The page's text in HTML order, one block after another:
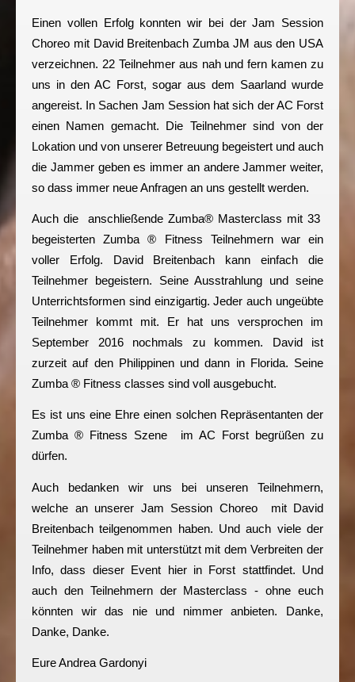
Einen vollen Erfolg konnten wir bei der Jam Session
Choreo mit David Breitenbach Zumba JM aus den USA
verzeichnen. 22 Teilnehmer aus nah und fern kamen zu
uns in den AC Forst, sogar aus dem Saarland wurde
angereist. In Sachen Jam Session hat sich der AC Forst
einen Namen gemacht. Die Teilnehmer sind von der
Lokation und von unserer Betreuung begeistert und auch
die Jammer geben es immer an andere Jammer weiter,
so dass immer neue Anfragen an uns gestellt werden.
Auch die anschließende Zumba® Masterclass mit 33
begeisterten Zumba ® Fitness Teilnehmern war ein
voller Erfolg. David Breitenbach kann einfach die
Teilnehmer begeistern. Seine Ausstrahlung und seine
Unterrichtsformen sind einzigartig. Jeder auch ungeübte
Teilnehmer kommt mit. Er hat uns versprochen im
September 2016 nochmals zu kommen. David ist
zurzeit auf den Philippinen und dann in Florida. Seine
Zumba ® Fitness classes sind voll ausgebucht.
Es ist uns eine Ehre einen solchen Repräsentanten der
Zumba ® Fitness Szene im AC Forst begrüßen zu
dürfen.
Auch bedanken wir uns bei unseren Teilnehmern,
welche an unserer Jam Session Choreo mit David
Breitenbach teilgenommen haben. Und auch viele der
Teilnehmer haben mit unterstützt mit dem Verbreiten der
Info, dass dieser Event hier in Forst stattfindet. Und
auch den Teilnehmern der Masterclass - ohne euch
könnten wir das nie und nimmer anbieten. Danke,
Danke, Danke.
Eure Andrea Gardonyi